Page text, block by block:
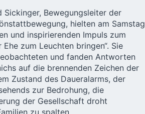
Sickinger, Bewegungsleiter der
hielten am Samstag
und inspirierenden Impuls zum
Ehe zum Leuchten bringen“. Sie
und fanden Antworten
auf die brennenden Zeichen der
Zustand des Daueralarms, der
zur Bedrohung, die
der Gesellschaft droht
zu spalten.